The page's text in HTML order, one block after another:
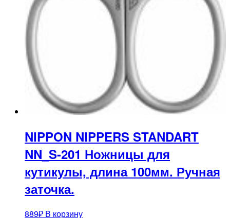
NIPPON NIPPERS STANDART
NN_S-201 Ножницы для
кутикулы, длина 100мм. Ручная
заточка.
889₽ В корзину